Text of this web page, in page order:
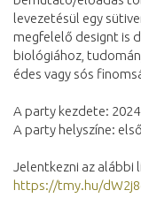
levezetésül egy
megfelelő designt is
biológiához,
édes vagy sós
A party kezdete:
A party helyszíne:
Jelentkezni az alábbi
https://tmy.hu/